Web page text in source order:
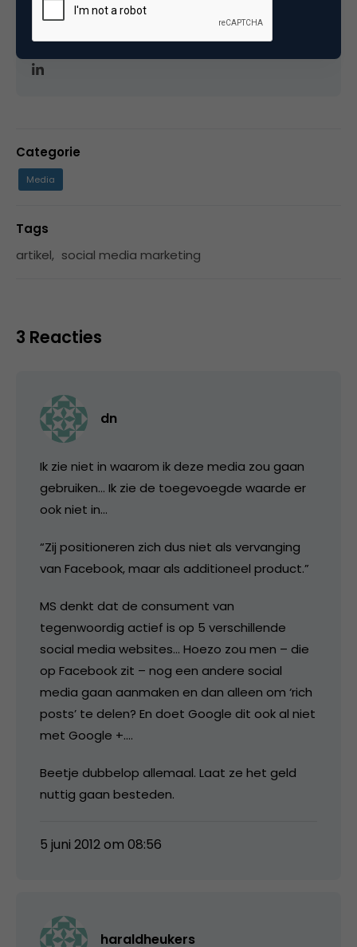
ABN AMRO, ING, VodafoneZiggo, OHRA, 538,
Categorie
Media
Tags
artikel, social media marketing
3 Reacties
dn
Ik zie niet in waarom ik deze media zou gaan
gebruiken… Ik zie de toegevoegde waarde er
ook niet in…
“Zij positioneren zich dus niet als vervanging
van Facebook, maar als additioneel product.”
MS denkt dat de consument van
tegenwoordig actief is op 5 verschillende
social media websites… Hoezo zou men – die
op Facebook zit – nog een andere social
media gaan aanmaken en dan alleen om ‘rich
posts’ te delen? En doet Google dit ook al niet
met Google +….
Beetje dubbelop allemaal. Laat ze het geld
nuttig gaan besteden.
5 juni 2012 om 08:56
haraldheukers